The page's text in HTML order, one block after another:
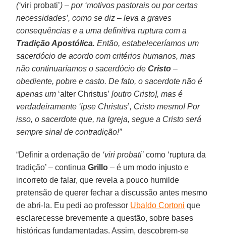
(‘viri probati’) – por ‘motivos pastorais ou por certas
necessidades’, como se diz – leva a graves
consequências e a uma definitiva ruptura com a
Tradição Apostólica. Então, estabeleceríamos um
sacerdócio de acordo com critérios humanos, mas
não continuaríamos o sacerdócio deCristo –
obediente, pobre e casto. De fato, o sacerdote não é
apenas um ‘alter Christus’ [outro Cristo], mas é
verdadeiramente ‘ipse Christus’, Cristo mesmo! Por
isso, o sacerdote que, na Igreja, segue a Cristo será
sempre sinal de contradição!”
“Definir a ordenação de ‘viri probati’ como ‘ruptura da
tradição’ – continuaGrillo – é um modo injusto e
incorreto de falar, que revela a pouco humilde
pretensão de querer fechar a discussão antes mesmo
de abri-la. Eu pedi ao professor Ubaldo Cortoni que
esclarecesse brevemente a questão, sobre bases
históricas fundamentadas. Assim, descobrem-se